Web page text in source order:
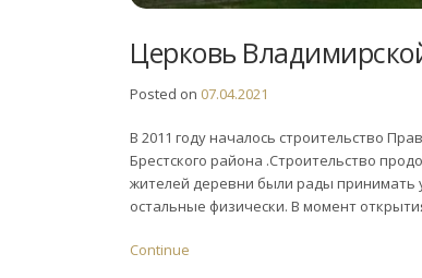
Церковь
Posted on 07.04.2021
В 2011 году началось строительство
Брестского района .Строительство
жителей деревни были рады принимать
остальные физически. В момент
Continue